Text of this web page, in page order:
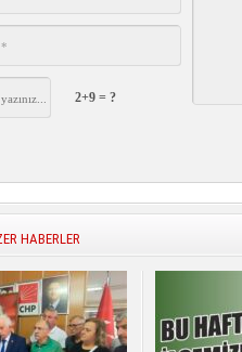
2+9 = ?
HABERLER